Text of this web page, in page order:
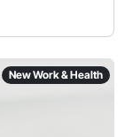
New Work & Health